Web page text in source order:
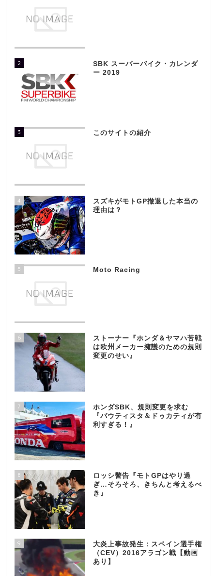
2
SBK スーパーバイク・カレンダ
ー 2019
3 このサイトの紹介
4
スズキがモトGP撤退した本当の
理由は？
5 Moto Racing
6
ストーナー『ホンダ＆ヤマハ苦戦
は欧州メーカー擁護のための規則
変更のせい』
7
ホンダSBK、規則変更を求む
『バウティスタ＆ドゥカティが有
利すぎる！』
8
ロッシ警告『モトGPはやり過
ぎ…そろそろ、きちんと考えるべ
き』
9
大炎上事故発生：スペイン選手権
（CEV）2016アラゴン戦【動画
あり】